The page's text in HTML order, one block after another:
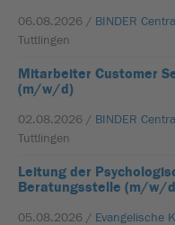
06.08.2026 / BINDER
Tuttlingen
Mitarbeiter Customer
(m/w/d)
02.08.2026 / BINDER
Tuttlingen
Leitung der
Beratungsstelle (m/w/
05.08.2026 / Evangelische